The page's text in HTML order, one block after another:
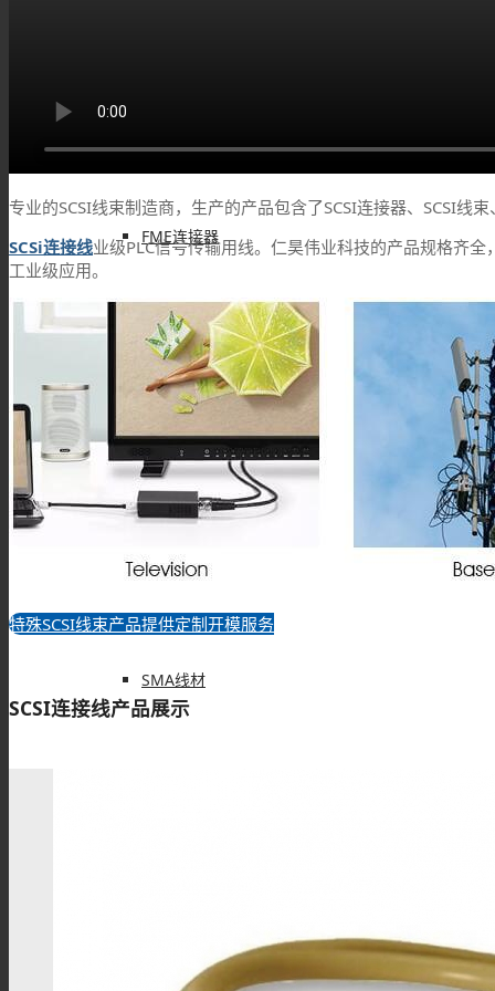
FME连接器
QMA 连接器
RF线材
BNC线材
SMA线材
专业的SCSI线束制造商，生产的产品包含了SCSI连接器、SCSI线
SCSi连接线业级PLC信号传输用线。仁昊伟业科技的产品规格齐
工业级应用。
特殊SCSI线束产品提供定制开模服务
SCSI连接线产品展示